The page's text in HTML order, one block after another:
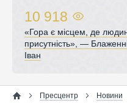
10 918
«Гора є місцем, де
присутність», —
Іван
Пресцентр Новини